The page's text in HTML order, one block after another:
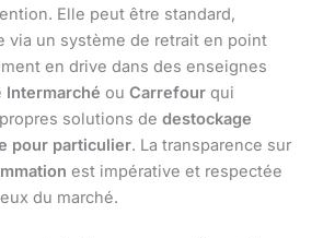
Elle peut être standard,
via un système de retrait en point
en drive dans des enseignes
Intermarché ou Carrefour qui
solutions de destockage
pour particulier. La transparence sur
est impérative et respectée
du marché.